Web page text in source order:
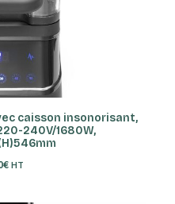
PANIER
caisson insonorisant,
240V/1680W,
€ HT